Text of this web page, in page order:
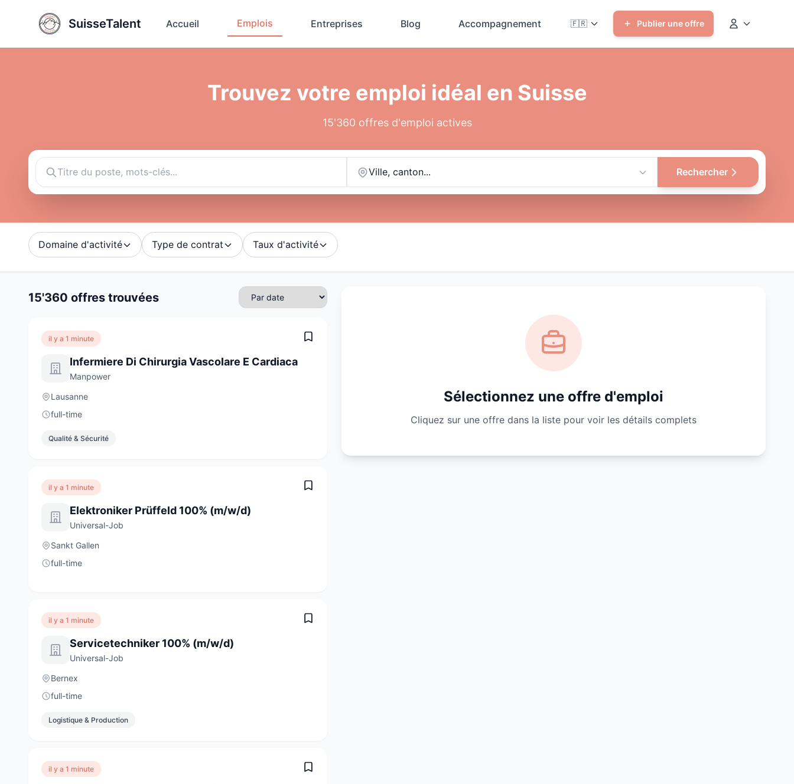
SuisseTalent Accueil Emplois Entreprises Blog Accompagnement 🇫🇷 Publier une offre
Trouvez votre emploi idéal en Suisse
15'360 offres d'emploi actives
Ville, canton... Rechercher
Domaine d'activité Type de contrat Taux d'activité
15'360 offres trouvées
il y a 1 minute
Infermiere Di Chirurgia Vascolare E Cardiaca
Manpower
Lausanne
full-time
Qualité & Sécurité
il y a 1 minute
Elektroniker Prüffeld 100% (m/w/d)
Universal-Job
Sankt Gallen
full-time
il y a 1 minute
Servicetechniker 100% (m/w/d)
Universal-Job
Bernex
full-time
Logistique & Production
il y a 1 minute
Sélectionnez une offre d'emploi
Cliquez sur une offre dans la liste pour voir les détails complets